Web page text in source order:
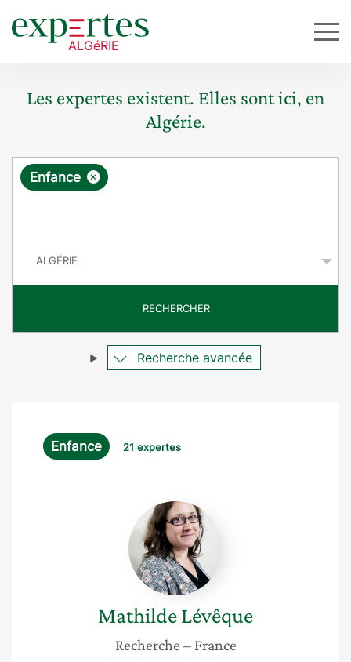
Les expertes existent. Elles sont ici, en
Algérie.
R
ê
e
×
Enfance
RECHERCHER
Recherche avancée
Enfance 21 expertes
Mathilde
Lévêque
MathildeLévêque
Recherche – France